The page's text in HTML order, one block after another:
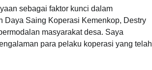
sebagai faktor kunci dalam
Daya Saing Koperasi Kemenkop, Destry
masyarakat desa. Saya
para pelaku koperasi yang telah